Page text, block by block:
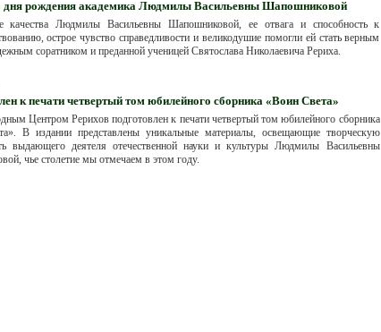
дня рождения академика Людмилы Васильевны Шапошниковой
качества Людмилы Васильевны Шапошниковой, ее отвага и способность к
острое чувство справедливости и великодушие помогли ей стать верным
соратником и преданной ученицей Святослава Николаевича Рериха.
к печати четвертый том юбилейного сборника «Воин Света»
Центром Рерихов подготовлен к печати четвертый том юбилейного сборника
В издании представлены уникальные материалы, освещающие творческую
выдающего деятеля отечественной науки и культуры Людмилы Васильевны
чье столетие мы отмечаем в этом году.